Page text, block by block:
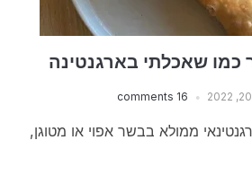
שאכלתי בארגנטינה
16 comments
ממולא בבשר אפוי או מטוגן,